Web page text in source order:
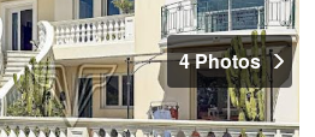
4 Photos